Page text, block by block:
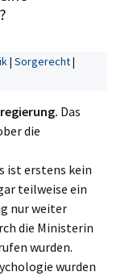
Sorgerecht
Das
die
ist erstens kein
teilweise ein
nur weiter
die Ministerin
wurden.
wurden